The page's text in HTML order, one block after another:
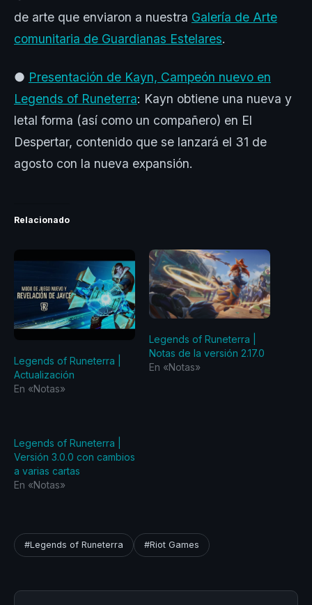
de arte que enviaron a nuestra Galería de Arte
comunitaria de Guardianas Estelares.
● Presentación de Kayn, Campeón nuevo en
Legends of Runeterra: Kayn obtiene una nueva y
letal forma (así como un compañero) en El
Despertar, contenido que se lanzará el 31 de
agosto con la nueva expansión.
Relacionado
Legends of Runeterra |
Actualización
En «Notas»
Legends of Runeterra |
Notas de la versión 2.17.0
En «Notas»
Legends of Runeterra |
Versión 3.0.0 con cambios
a varias cartas
En «Notas»
#Legends of Runeterra #Riot Games